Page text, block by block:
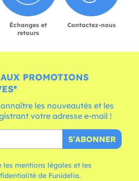
Échanges et
retours
Contactez-nous
PROMOTIONS
les nouveautés et les
votre adresse e-mail !
S'ABONNER
mentions légales et les
de Funidelia.